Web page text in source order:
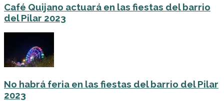
Café Quijano actuará en las fiestas del barrio
del Pilar 2023
No habrá feria en las fiestas del barrio del Pilar
2023